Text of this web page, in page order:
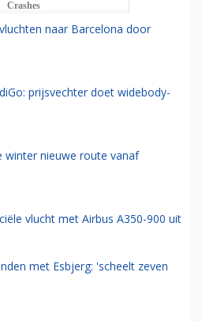
Crashes
naar Barcelona door
prijsvechter doet widebody-
winter nieuwe route vanaf
vlucht met Airbus A350-900 uit
met Esbjerg: 'scheelt zeven